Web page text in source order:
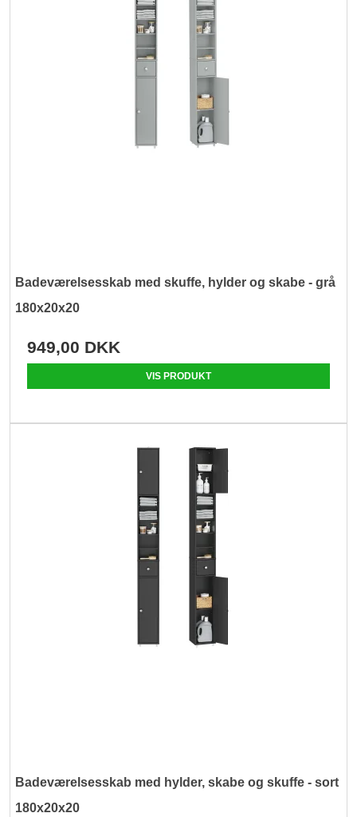
Badeværelsesskab med skuffe, hylder og skabe - grå
180x20x20
949,00 DKK
VIS PRODUKT
Badeværelsesskab med hylder, skabe og skuffe - sort
180x20x20